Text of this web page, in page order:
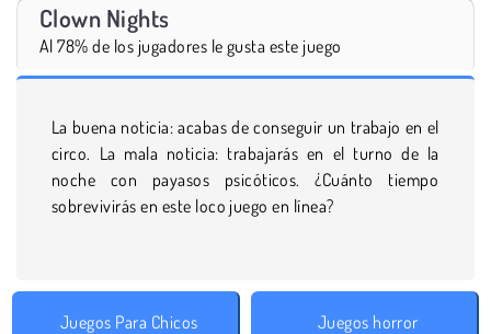
Clown Nights
Al 78% de los jugadores le gusta este juego
La buena noticia: acabas de conseguir un trabajo en el
circo. La mala noticia: trabajarás en el turno de la
noche con payasos psicóticos. ¿Cuánto tiempo
sobrevivirás en este loco juego en línea?
Juegos Para Chicos Juegos horror